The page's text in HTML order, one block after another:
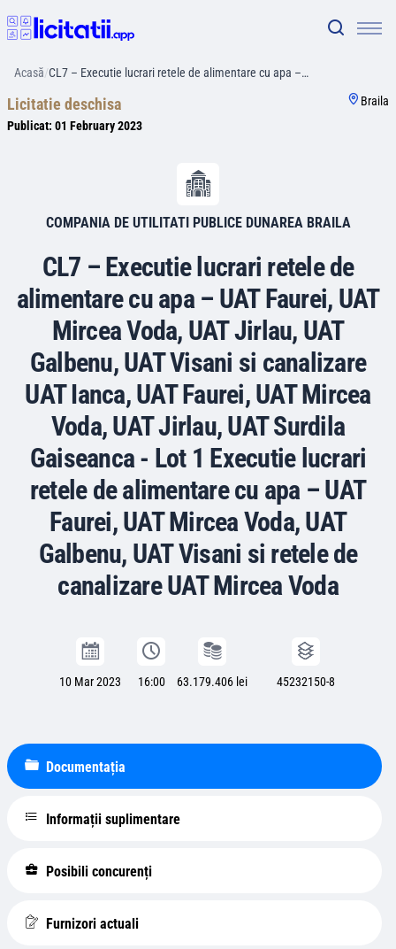
Acasă/CL7 – Executie lucrari retele de alimentare cu apa –…
Licitatie deschisa
Publicat: 01 February 2023
Braila
COMPANIA DE UTILITATI PUBLICE DUNAREA BRAILA
CL7 – Executie lucrari retele de
alimentare cu apa – UAT Faurei, UAT
Mircea Voda, UAT Jirlau, UAT
Galbenu, UAT Visani si canalizare
UAT Ianca, UAT Faurei, UAT Mircea
Voda, UAT Jirlau, UAT Surdila
Gaiseanca - Lot 1 Executie lucrari
retele de alimentare cu apa – UAT
Faurei, UAT Mircea Voda, UAT
Galbenu, UAT Visani si retele de
canalizare UAT Mircea Voda
10 Mar 2023 16:00 63.179.406 lei 45232150-8
Documentația
Informații suplimentare
Posibili concurenți
Furnizori actuali